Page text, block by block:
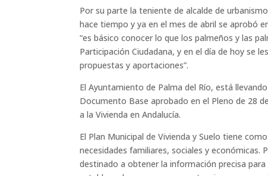
Por su parte la teniente de alcalde de
hace tiempo y ya en el mes de abril se aprobó
“es básico conocer lo que los palmeños y las
Participación Ciudadana, y en el día de hoy se
propuestas y aportaciones”.
El Ayuntamiento de Palma del Río, está
Documento Base aprobado en el Pleno de 28
a la Vivienda en Andalucía.
El Plan Municipal de Vivienda y Suelo tiene
necesidades familiares, sociales y económicas.
destinado a obtener la información precisa